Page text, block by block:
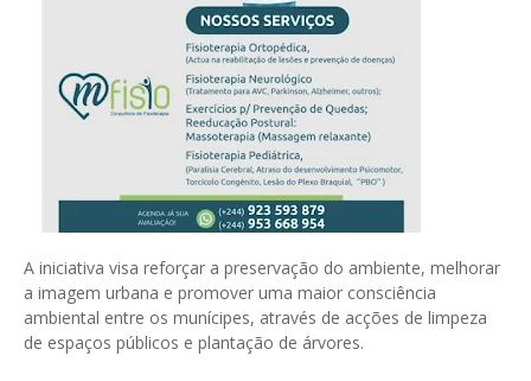
A iniciativa visa reforçar a preservação do ambiente, melhorar
a imagem urbana e promover uma maior consciência
ambiental entre os munícipes, através de acções de limpeza
de espaços públicos e plantação de árvores.